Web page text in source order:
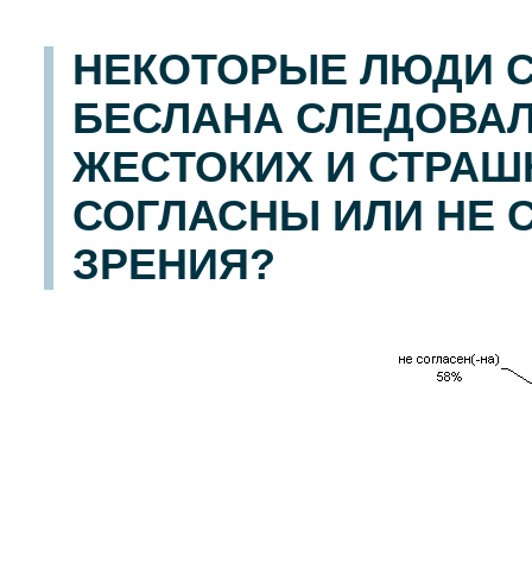
НЕКОТОРЫЕ ЛЮДИ
БЕСЛАНА
ЖЕСТОКИХ И
СОГЛАСНЫ ИЛИ НЕ
ЗРЕНИЯ?